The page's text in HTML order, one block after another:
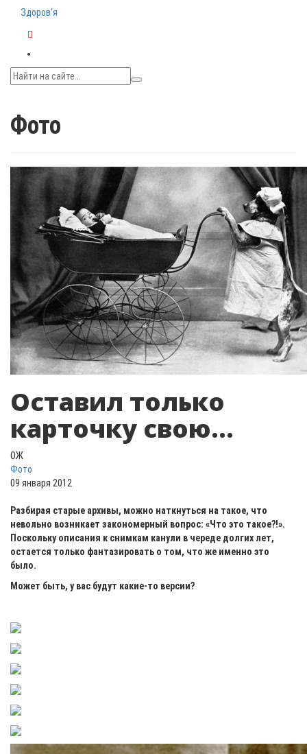
Здоров‘я
Фото
Оставил только
карточку свою...
ОЖ
Фото
09 января 2012
Разбирая старые архивы, можно наткнуться на такое, что
невольно возникает закономерный вопрос: «Что это такое?!».
Поскольку описания к снимкам канули в череде долгих лет,
остается только фантазировать о том, что же именно это
было.
Может быть, у вас будут какие-то версии?